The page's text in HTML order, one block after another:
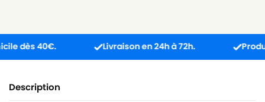
40€. Livraison en 24h à 72h. Produit
Description